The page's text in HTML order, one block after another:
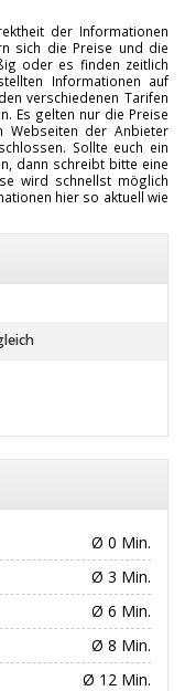
der Informationen
sich die Preise und die
oder es finden zeitlich
Informationen auf
verschiedenen Tarifen
Es gelten nur die Preise
Webseiten der Anbieter
Sollte euch ein
dann schreibt bitte eine
wird schnellst möglich
hier so aktuell wie
Ø 0 Min.
Ø 3 Min.
Ø 6 Min.
Ø 8 Min.
Ø 12 Min.